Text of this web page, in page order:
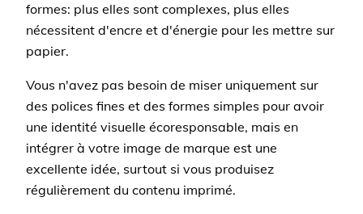
formes: plus elles sont complexes, plus elles
nécessitent d'encre et d'énergie pour les mettre sur
papier.
Vous n'avez pas besoin de miser uniquement sur
des polices fines et des formes simples pour avoir
une identité visuelle écoresponsable, mais en
intégrer à votre image de marque est une
excellente idée, surtout si vous produisez
régulièrement du contenu imprimé.